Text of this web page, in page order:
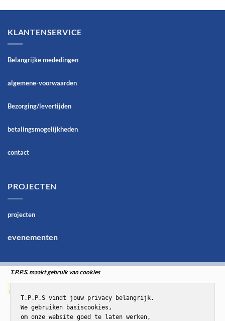
KLANTENSERVICE
Belangrijke mededingen
algemene-voorwaarden
Bezorging/levertijden
betalingsmogelijkheden
contact
PROJECTEN
projecten
evenementen
T.P.P.S. maakt gebruik van cookies
T.P.P.S vindt jouw privacy belangrijk.
We gebruiken basiscookies,
om onze website goed te laten werken,